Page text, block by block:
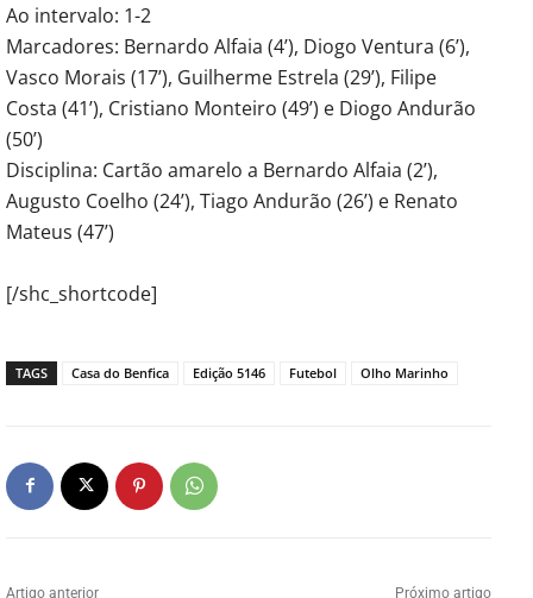
Ao intervalo: 1-2
Marcadores: Bernardo Alfaia (4’), Diogo Ventura (6’),
Vasco Morais (17’), Guilherme Estrela (29’), Filipe
Costa (41’), Cristiano Monteiro (49’) e Diogo Andurão
(50’)
Disciplina: Cartão amarelo a Bernardo Alfaia (2’),
Augusto Coelho (24’), Tiago Andurão (26’) e Renato
Mateus (47’)
[/shc_shortcode]
TAGS Casa do Benfica Edição 5146 Futebol Olho Marinho
Artigo anterior Próximo artigo